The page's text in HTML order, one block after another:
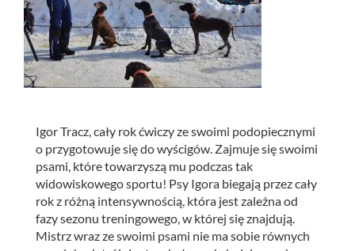
Igor Tracz, cały rok ćwiczy ze swoimi podopiecznymi
o przygotowuje się do wyścigów. Zajmuje się swoimi
psami, które towarzyszą mu podczas tak
widowiskowego sportu! Psy Igora biegają przez cały
rok z różną intensywnością, która jest zależna od
fazy sezonu treningowego, w której się znajdują.
Mistrz wraz ze swoimi psami nie ma sobie równych